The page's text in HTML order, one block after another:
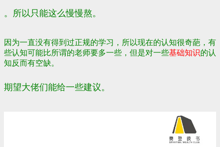
。所以只能这么慢慢熬。
因为一直没有得到过正规的学习，所以现在的认知很奇葩，有
些认知可能比所谓的老师要多一些，但是对一些基础知识的认
知反而有空缺。
期望大佬们能给一些建议。